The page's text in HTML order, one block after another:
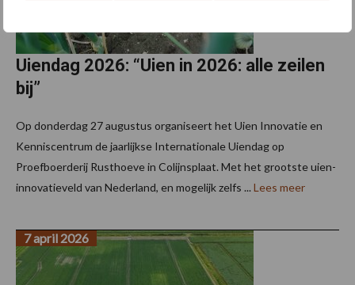
Uiendag 2026: “Uien in 2026: alle zeilen
bij”
Op donderdag 27 augustus organiseert het Uien Innovatie en
Kenniscentrum de jaarlijkse Internationale Uiendag op
Proefboerderij Rusthoeve in Colijnsplaat. Met het grootste uien-
innovatieveld van Nederland, en mogelijk zelfs ... Lees meer
7 april 2026